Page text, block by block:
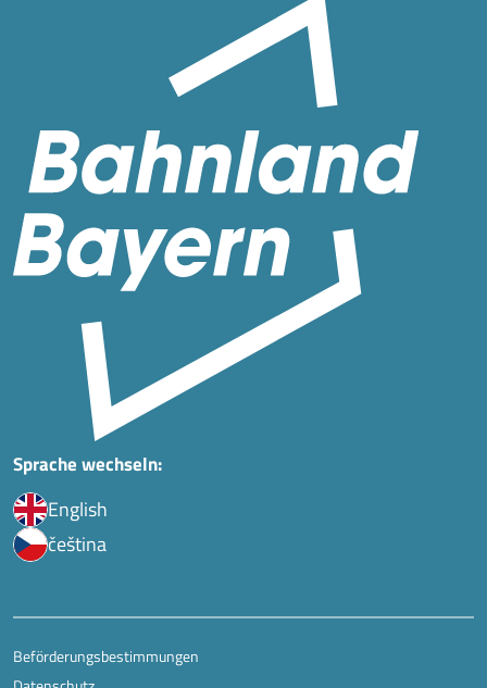
Sprache wechseln:
English
čeština
Beförderungsbestimmungen